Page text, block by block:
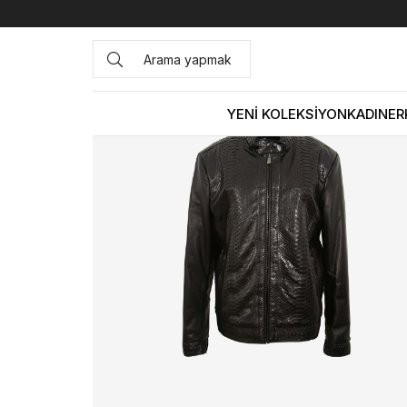
YENİ KOLEKSİYONKADIN
Anasayfa DERİ GİYİM ERKEK Deri Mont Mocassini